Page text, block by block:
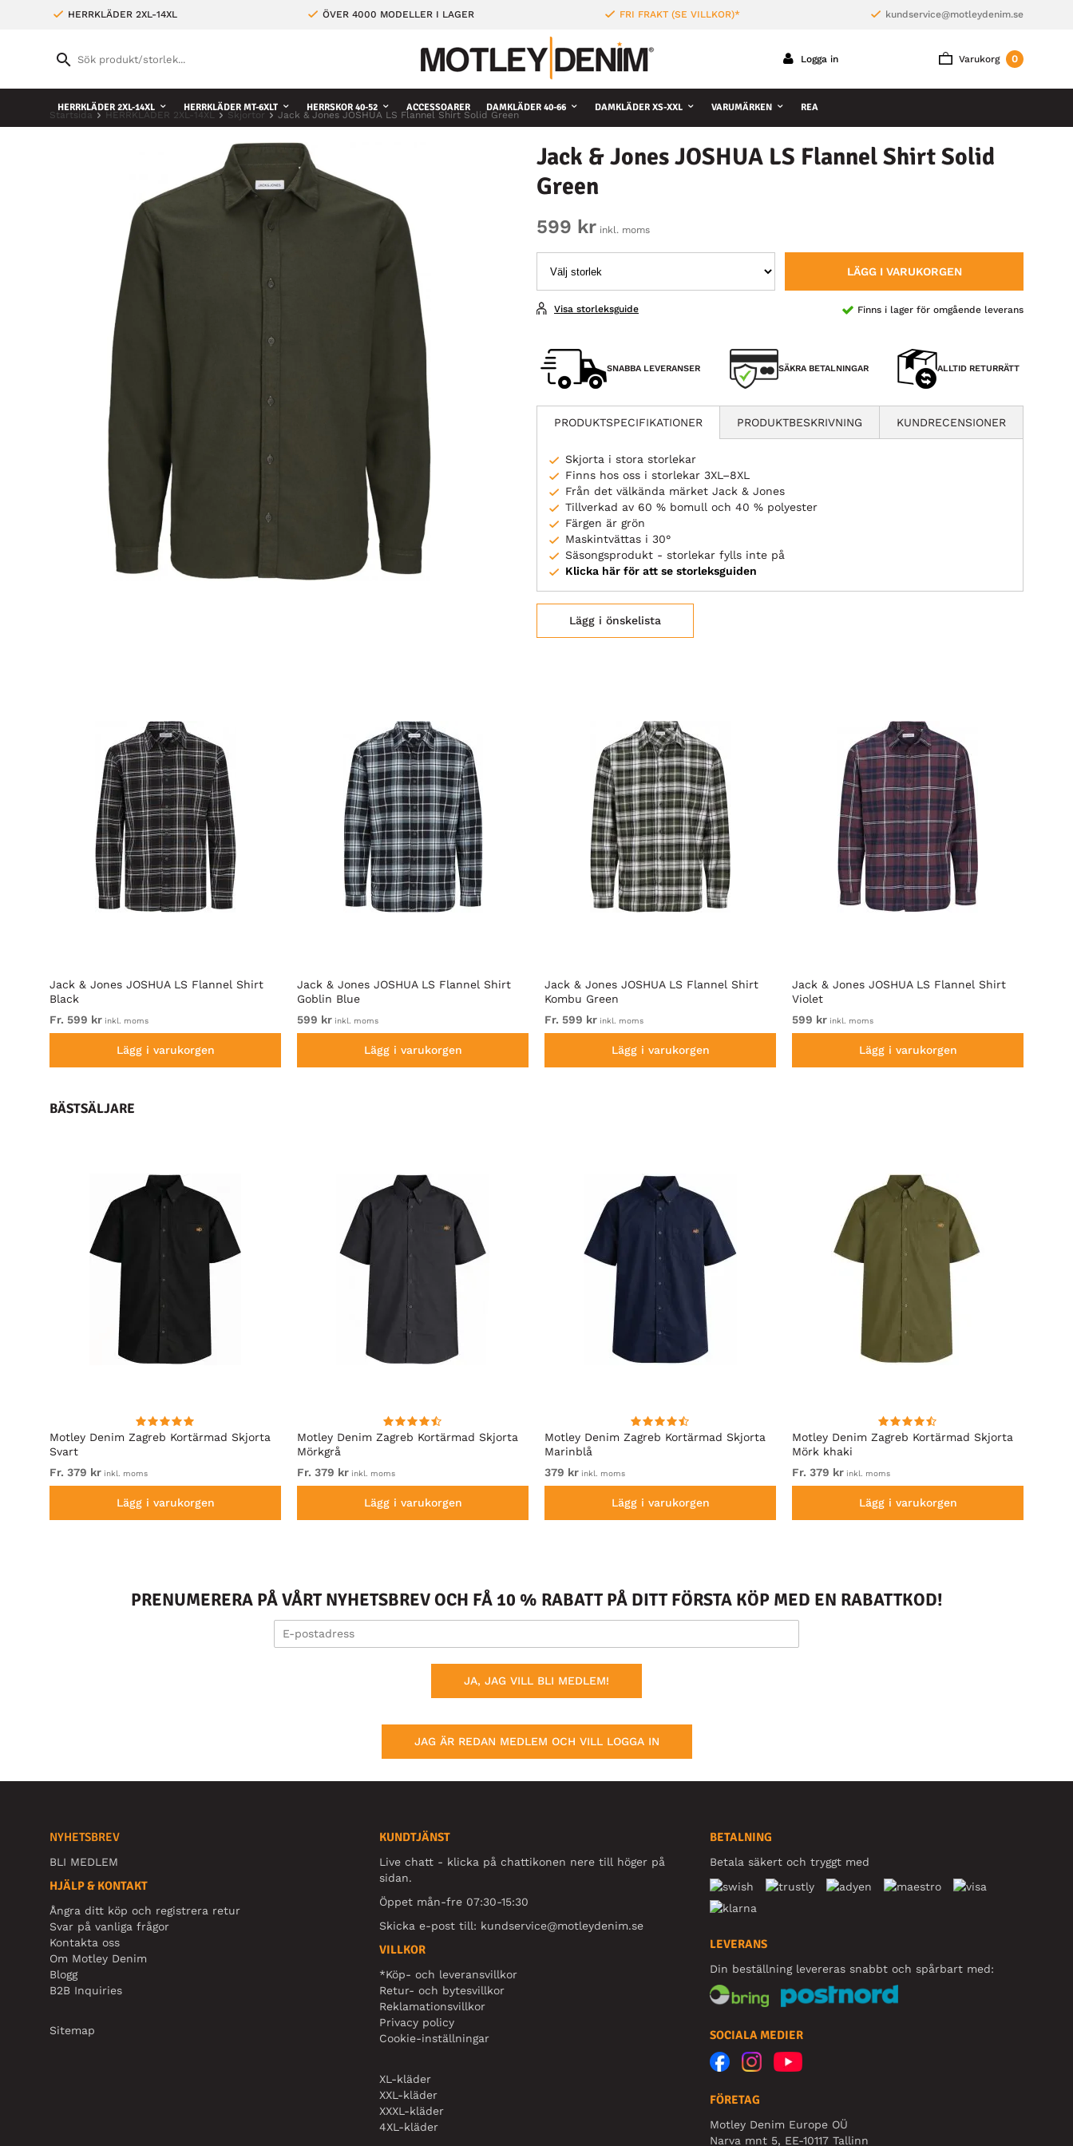
HERRKLÄDER 2XL-14XL ÖVER 4000 MODELLER I LAGER FRI FRAKT (SE VILLKOR)* kundservice@motleydenim.se
Varukorg 0
Logga in
HERRKLÄDER 2XL-14XL HERRKLÄDER MT-6XLT HERRSKOR 40-52 ACCESSOARER DAMKLÄDER 40-66 DAMKLÄDER XS-XXL VARUMÄRKEN REA
Startsida HERRKLÄDER 2XL-14XL Skjortor Jack & Jones JOSHUA LS Flannel Shirt Solid Green
Jack & Jones JOSHUA LS Flannel Shirt Solid
Green
599 kr inkl. moms
LÄGG I VARUKORGEN
Finns i lager för omgående leverans
Visa storleksguide
SNABBA LEVERANSER SÄKRA BETALNINGAR ALLTID RETURRÄTT
PRODUKTSPECIFIKATIONER PRODUKTBESKRIVNING KUNDRECENSIONER
Skjorta i stora storlekar
Finns hos oss i storlekar 3XL–8XL
Från det välkända märket Jack & Jones
Tillverkad av 60 % bomull och 40 % polyester
Färgen är grön
Maskintvättas i 30°
Säsongsprodukt - storlekar fylls inte på
Klicka här för att se storleksguiden
Lägg i önskelista
Jack & Jones JOSHUA LS Flannel Shirt
Black
Fr. 599 kr inkl. moms
Lägg i varukorgen
Jack & Jones JOSHUA LS Flannel Shirt
Goblin Blue
599 kr inkl. moms
Lägg i varukorgen
Jack & Jones JOSHUA LS Flannel Shirt
Kombu Green
Fr. 599 kr inkl. moms
Lägg i varukorgen
Jack & Jones JOSHUA LS Flannel Shirt
Violet
599 kr inkl. moms
Lägg i varukorgen
BÄSTSÄLJARE
Motley Denim Zagreb Kortärmad Skjorta
Svart
Fr. 379 kr inkl. moms
Lägg i varukorgen
Motley Denim Zagreb Kortärmad Skjorta
Mörkgrå
Fr. 379 kr inkl. moms
Lägg i varukorgen
Motley Denim Zagreb Kortärmad Skjorta
Marinblå
379 kr inkl. moms
Lägg i varukorgen
Motley Denim Zagreb Kortärmad Skjorta
Mörk khaki
Fr. 379 kr inkl. moms
Lägg i varukorgen
PRENUMERERA PÅ VÅRT NYHETSBREV OCH FÅ 10 % RABATT PÅ DITT FÖRSTA KÖP MED EN RABATTKOD!
JA, JAG VILL BLI MEDLEM!
JAG ÄR REDAN MEDLEM OCH VILL LOGGA IN
NYHETSBREV
BLI MEDLEM
HJÄLP & KONTAKT
Ångra ditt köp och registrera retur
Svar på vanliga frågor
Kontakta oss
Om Motley Denim
Blogg
B2B Inquiries
Sitemap
KUNDTJÄNST
Live chatt - klicka på chattikonen nere till höger på
sidan.
Öppet mån-fre 07:30-15:30
Skicka e-post till: kundservice@motleydenim.se
VILLKOR
*Köp- och leveransvillkor
Retur- och bytesvillkor
Reklamationsvillkor
Privacy policy
Cookie-inställningar
XL-kläder
XXL-kläder
XXXL-kläder
4XL-kläder
BETALNING
Betala säkert och tryggt med
LEVERANS
Din beställning levereras snabbt och spårbart med:
SOCIALA MEDIER
FÖRETAG
Motley Denim Europe OÜ
Narva mnt 5, EE-10117 Tallinn